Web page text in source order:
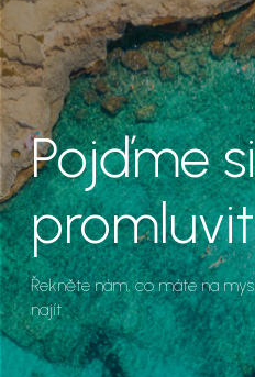
Pojďme si
promluvit
Řekněte nám, co máte na
najít.